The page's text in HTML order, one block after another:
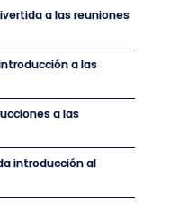
a las reuniones
a las
a las
introducción al